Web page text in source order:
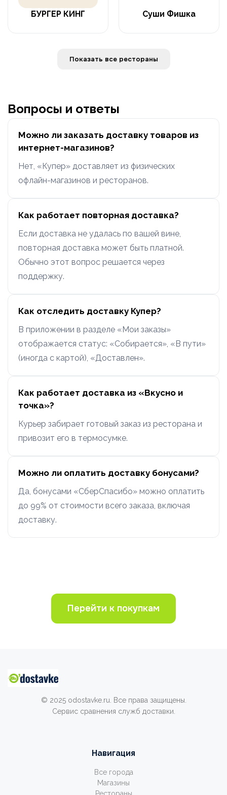
БУРГЕР КИНГ Суши Фишка
Показать все рестораны
Вопросы и ответы
Можно ли заказать доставку товаров из
интернет-магазинов?
Нет, «Купер» доставляет из физических
офлайн-магазинов и ресторанов.
Как работает повторная доставка?
Если доставка не удалась по вашей вине,
повторная доставка может быть платной.
Обычно этот вопрос решается через
поддержку.
Как отследить доставку Купер?
В приложении в разделе «Мои заказы»
отображается статус: «Собирается», «В пути»
(иногда с картой), «Доставлен».
Как работает доставка из «Вкусно и
точка»?
Курьер забирает готовый заказ из ресторана и
привозит его в термосумке.
Можно ли оплатить доставку бонусами?
Да, бонусами «СберСпасибо» можно оплатить
до 99% от стоимости всего заказа, включая
доставку.
Перейти к покупкам
© 2025 odostavke.ru. Все права защищены.
Сервис сравнения служб доставки.
Навигация
Все города
Магазины